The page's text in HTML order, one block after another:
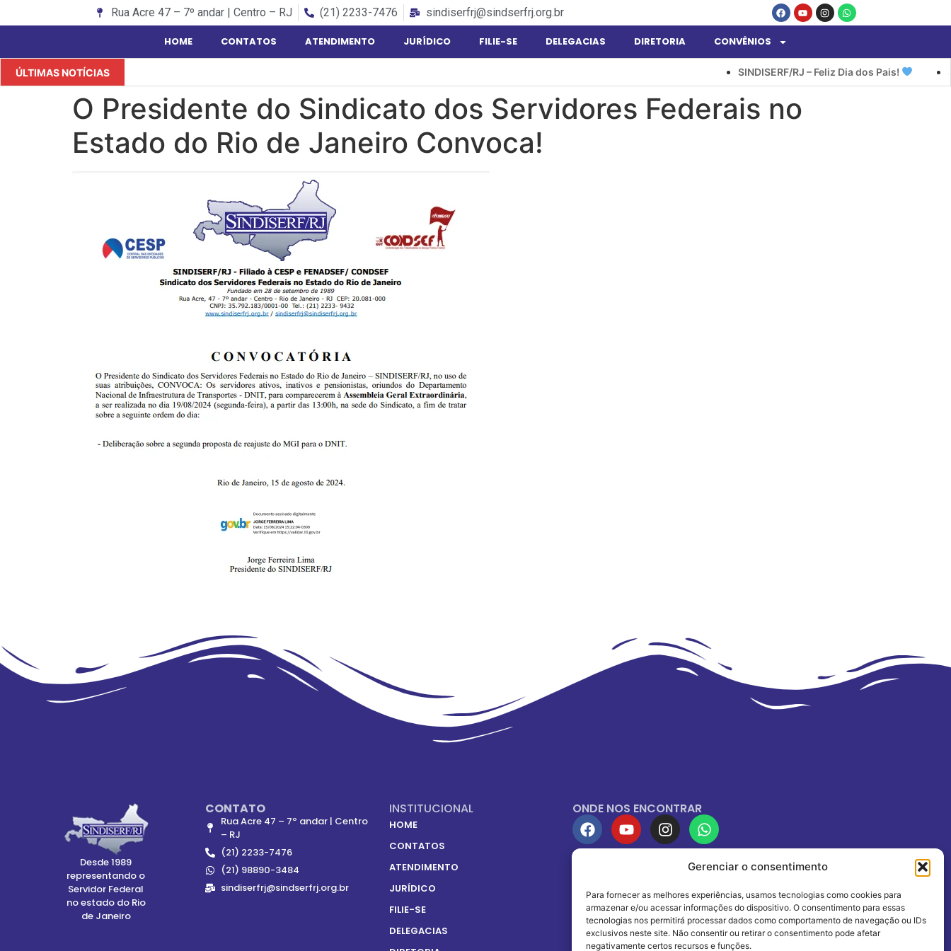
Gerenciar o consentimento
Para fornecer as melhores experiências, usamos tecnologias como cookies para
armazenar e/ou acessar informações do dispositivo. O consentimento para essas
tecnologias nos permitirá processar dados como comportamento de navegação ou IDs
exclusivos neste site. Não consentir ou retirar o consentimento pode afetar
negativamente certos recursos e funções.
Rua Acre 47 – 7º andar | Centro – RJ (21) 2233-7476 sindiserfrj@sindserfrj.org.br
ÚLTIMAS NOTÍCIAS SINDISERF/RJ – Feliz Dia dos Pais!
HOME CONTATOS ATENDIMENTO JURÍDICO FILIE-SE DELEGACIAS DIRETORIA CONVÊNIOS
O Presidente do Sindicato dos Servidores Federais no
Estado do Rio de Janeiro Convoca!
Desde 1989
representando o
Servidor Federal
no estado do Rio
de Janeiro
CONTATO
Rua Acre 47 – 7º andar | Centro
– RJ
(21) 2233-7476
(21) 98890-3484
sindiserfrj@sindserfrj.org.br
INSTITUCIONAL
HOME
CONTATOS
ATENDIMENTO
JURÍDICO
FILIE-SE
DELEGACIAS
ONDE NOS ENCONTRAR